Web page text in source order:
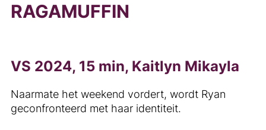
RAGAMUFFIN
VS 2024, 15 min, Kaitlyn Mikayla
Naarmate het weekend vordert, wordt Ryan
geconfronteerd met haar identiteit.